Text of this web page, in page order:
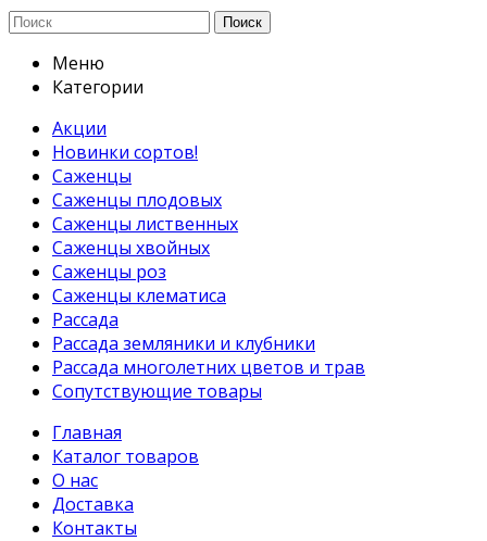
Поиск
Меню
Категории
Акции
Новинки сортов!
Саженцы
Саженцы плодовых
Саженцы лиственных
Саженцы хвойных
Саженцы роз
Саженцы клематиса
Рассада
Рассада земляники и клубники
Рассада многолетних цветов и трав
Сопутствующие товары
Главная
Каталог товаров
О нас
Доставка
Контакты